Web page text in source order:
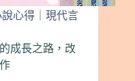
說心得｜現代言
成長之路，改